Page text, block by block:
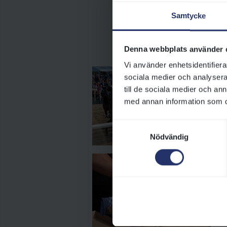
Samtycke
Denna webbplats använder
Vi använder
sociala medier och
till de sociala medier och
med annan information som
Samtyckesval
Nödvändig
Gör din dag